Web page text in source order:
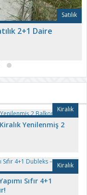
Satılık
2+1 Daire
Kiralık
Yenilenmiş 2
Kiralık
Sıfır 4+1